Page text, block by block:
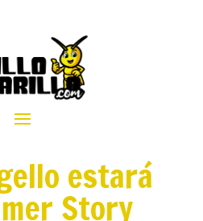
estará
Story